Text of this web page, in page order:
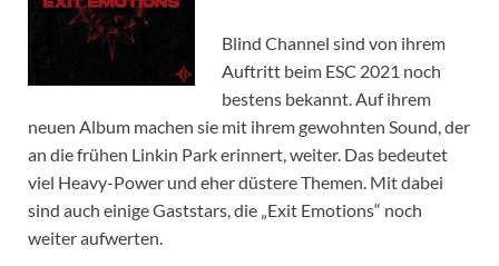
Blind Channel sind von ihrem
Auftritt beim ESC 2021 noch
bestens bekannt. Auf ihrem
neuen Album machen sie mit ihrem gewohnten Sound, der
an die frühen Linkin Park erinnert, weiter. Das bedeutet
viel Heavy-Power und eher düstere Themen. Mit dabei
sind auch einige Gaststars, die „Exit Emotions“ noch
weiter aufwerten.